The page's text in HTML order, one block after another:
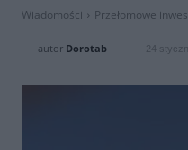
Wiadomości Przełomowe
autor Dorotab 24